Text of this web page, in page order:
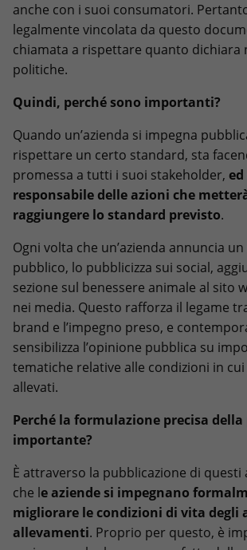
anche con i suoi consumatori.
legalmente vincolata da questo
chiamata a rispettare quanto dichiara
politiche.
Quindi, perché sono importanti?
Quando un’azienda si impegna
rispettare un certo standard, sta
promessa a tutti i suoi stakeholder, ed
responsabile delle azioni che
raggiungere lo standard previsto.
Ogni volta che un’azienda annuncia
pubblico, lo pubblicizza sui social,
sezione sul benessere animale al sito
nei media. Questo rafforza il legame
brand e l’impegno preso, e
sensibilizza l’opinione pubblica su
tematiche relative alle condizioni in
allevati.
Perché la formulazione precisa
importante?
È attraverso la pubblicazione di
che le aziende si impegnano
migliorare le condizioni di vita degli
allevamenti. Proprio per questo, è